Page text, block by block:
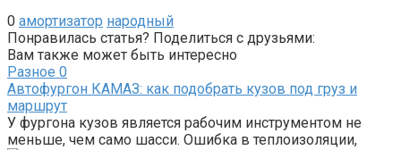
0 амортизатор народный
Понравилась статья? Поделиться с друзьями:
Вам также может быть интересно
Разное 0
Автофургон КАМАЗ: как подобрать кузов под груз и
маршрут
У фургона кузов является рабочим инструментом не
меньше, чем само шасси. Ошибка в теплоизоляции,